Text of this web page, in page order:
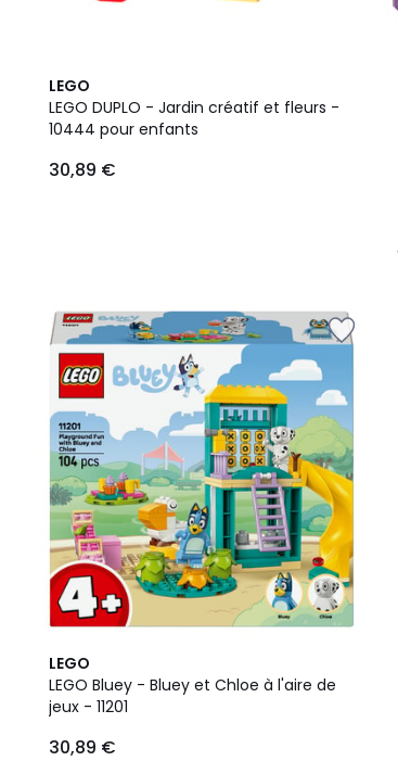
LEGO
LEGO DUPLO - Jardin créatif et fleurs -
10444 pour enfants
30,89 €
LEGO
LEGO Bluey - Bluey et Chloe à l'aire de
jeux - 11201
30,89 €
5
/
5